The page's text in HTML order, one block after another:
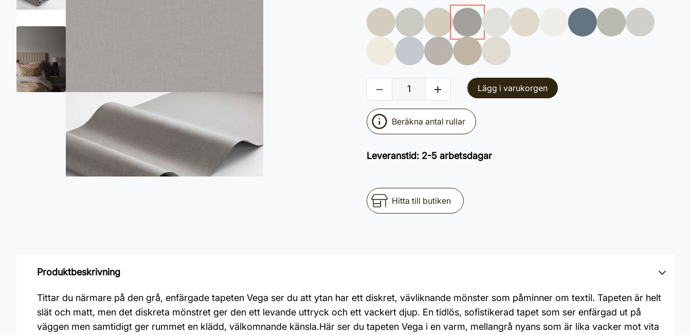
Lägg i varukorgen
Beräkna antal rullar
Leveranstid: 2-5 arbetsdagar
Hitta till butiken
Produktbeskrivning
Tittar du närmare på den grå, enfärgade tapeten Vega ser du att ytan har ett diskret, vävliknande mönster som påminner om textil. Tapeten är helt
slät och matt, men det diskreta mönstret ger den ett levande uttryck och ett vackert djup. En tidlös, sofistikerad tapet som ser enfärgad ut på
väggen men samtidigt ger rummet en klädd, välkomnande känsla.Här ser du tapeten Vega i en varm, mellangrå nyans som är lika vacker mot vita